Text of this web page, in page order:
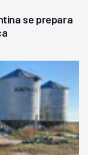
se prepara